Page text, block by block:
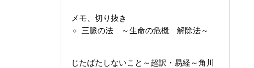
メモ、切り抜き
三脈の法 ～生命の危機 解除法～
じたばたしないこと～超訳・易経～角川